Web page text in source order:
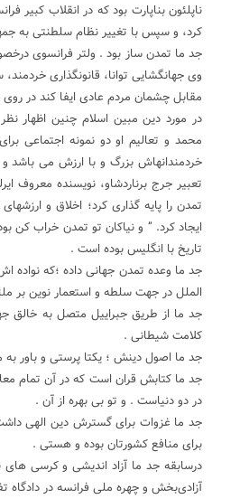
کرد، و سپس با تغییر نظام سلطنتی به
جد ما تمدن ساز بود . ولتر فرانسوی
وی جهانگشایی توانا، قانون­گذاری
در مورد دین مبین اسلام چنین اظهار
محمد و تعالیم او دو نمونه اجتماعی
تعبیر جرج برناردشاو، نویسنده
تمدن را پایه گذاری کرد؛ اخلاق و
تاریخ با انگلیس بوده است .
جد ما وعده تمدن جهانی داده ؛که نواده
الملل در جهت سلطه و استعمار نوین بر
جد ما از طریق جبراییل متصل به خالق
کلامت شیطانی .
جد ما اصول دینش ؛ یکتا پرستی و باور
جد ما کتابش قران است که در آن تمام
در دو دنیاست . و تو بی بهره از آن .
جد ما غزوات برای گسترش دین الهی
برای منافع کشورتان بوده و هستی .
درسابقه جد ما آزاد اندیشی و کرسی
آزادی‌بخش و چهره ملی فرانسه در دادگاه